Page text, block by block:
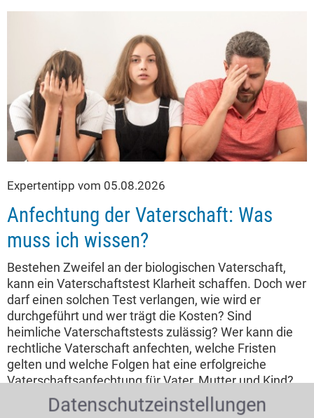
Expertentipp vom 05.08.2026
Anfechtung der Vaterschaft: Was
muss ich wissen?
Bestehen Zweifel an der biologischen Vaterschaft,
kann ein Vaterschaftstest Klarheit schaffen. Doch wer
darf einen solchen Test verlangen, wie wird er
durchgeführt und wer trägt die Kosten? Sind
heimliche Vaterschaftstests zulässig? Wer kann die
rechtliche Vaterschaft anfechten, welche Fristen
gelten und welche Folgen hat eine erfolgreiche
Vaterschaftsanfechtung für Vater, Mutter und Kind?
Datenschutzeinstellungen